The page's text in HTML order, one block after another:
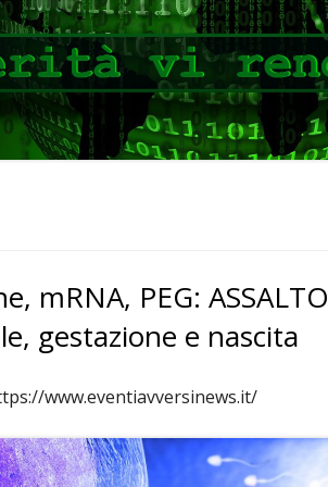
mRNA, PEG:
gestazione e nascita
www.eventiavversinews.it/